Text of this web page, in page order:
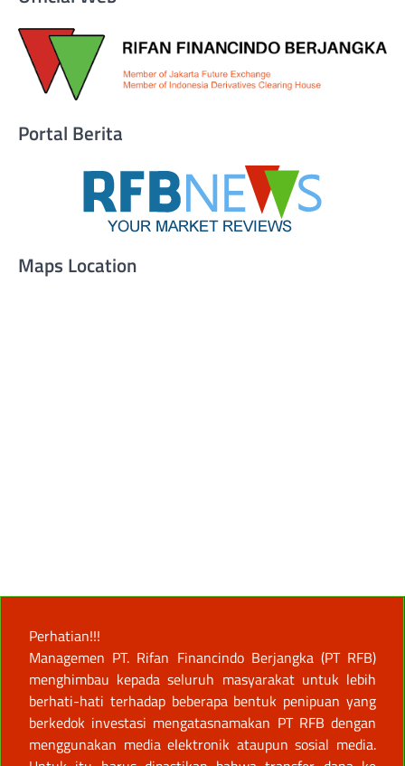
Portal Berita
Maps Location
Perhatian!!!
Managemen PT. Rifan Financindo Berjangka (PT RFB)
menghimbau kepada seluruh masyarakat untuk lebih
berhati-hati terhadap beberapa bentuk penipuan yang
berkedok investasi mengatasnamakan PT RFB dengan
menggunakan media elektronik ataupun sosial media.